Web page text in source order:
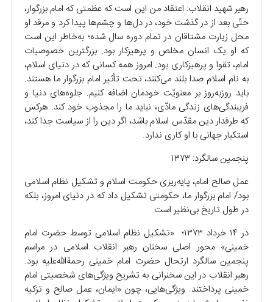
رهبر شهید انقلاب: اعتقاد من این است که عظمتی که امام بزرگوار،
حتّی بعد از در گذشت خود، در دل‌ها و چشم‌ها پیدا کرد و مرقد او
محل زیارت مشتاقان در تمام دوره سال شده؛ به‌خاطر این است
که او یک انسان مخلص و پرهیزکار بود. بزرگترین خصوصیات
امام، تقوا و پرهیزکاری بود. امروز همه کسانی که در دنیای اسلام،
به نام اسلام صدا بلند می‌کنند، تحت تأثیر امام بزرگوار ما هستند.
باید روزبه‌روز بر معنویّت خودمان اضافه کنیم. جلوه‌های دنیا و
فریبندگی‌های زندگی مادّی، نباید ما را مجذوب خود کند. هرکس
که طرفدار دین مقدّس اسلام باشد، اگر دین را از سیاست جدا کند،
استکبار جهانی با او کاری ندارد.
پنجمین سالگرد: ۱۳۷۳
عمل صالح امام، پایه‌ریزی حکومت اسلام و تشکیل نظام اسلامی
بود/ امام بزرگوار ما، حکومتی تشکیل داد که در دنیای امروز، بلکه
در طول تاریخ بی‌نظیر است
در ۱۴ خرداد ۱۳۷۳؛ «تشکیل نظام اسلامی توسط حضرت امام
خمینی» محور اصلی سخنان رهبر انقلاب اسلامی در مراسم
پنجمین سالگرد ارتحال حضرت امام خمینی رحمةالله‌علیه بود.
رهبر انقلاب در این سخنرانی به تشریح ویژگی‌های شخصیتی امام
خمینی پرداختند. ویژگی‌هایی، چون «ایمان، عمل صالح و تزکیه